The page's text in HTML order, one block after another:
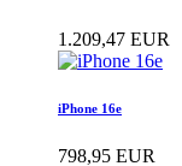
1.209,47 EUR
iPhone 16e
798,95 EUR